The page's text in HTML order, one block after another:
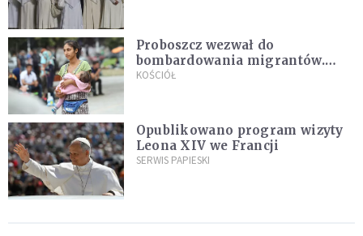
Proboszcz wezwał do
bombardowania migrantów.
"Masowy ogień przeciwko
KOŚCIÓŁ
Opublikowano program wizyty
Leona XIV we Francji
SERWIS PAPIESKI